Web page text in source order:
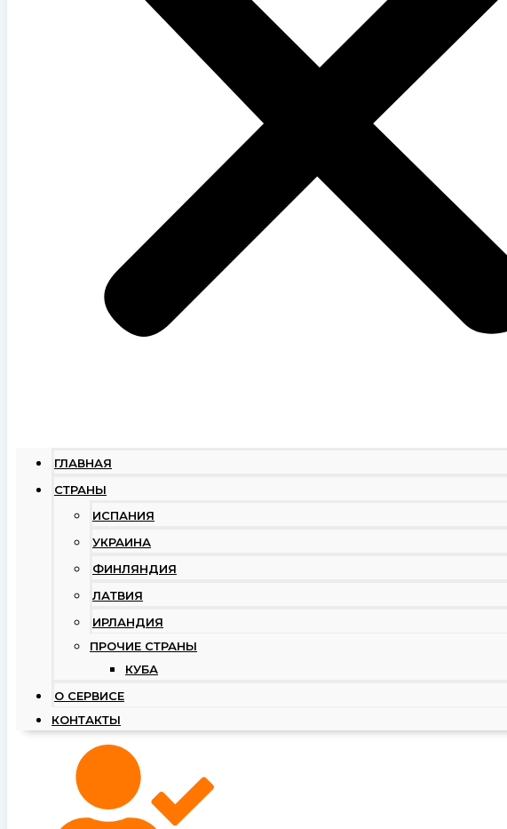
ГЛАВНАЯ
СТРАНЫ
ИСПАНИЯ
УКРАИНА
ФИНЛЯНДИЯ
ЛАТВИЯ
ИРЛАНДИЯ
ПРОЧИЕ СТРАНЫ
КУБА
О СЕРВИСЕ
КОНТАКТЫ